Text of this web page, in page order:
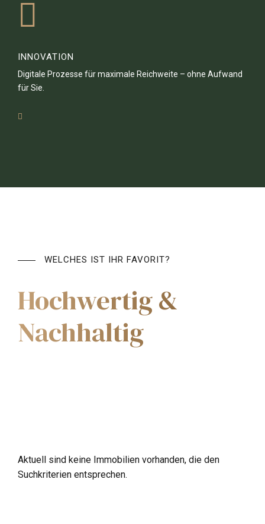
INNOVATION
Digitale Prozesse für maximale Reichweite – ohne Aufwand
für Sie.
WELCHES IST IHR FAVORIT?
Hochwertig &
Nachhaltig
Aktuell sind keine Immobilien vorhanden, die den
Suchkriterien entsprechen.